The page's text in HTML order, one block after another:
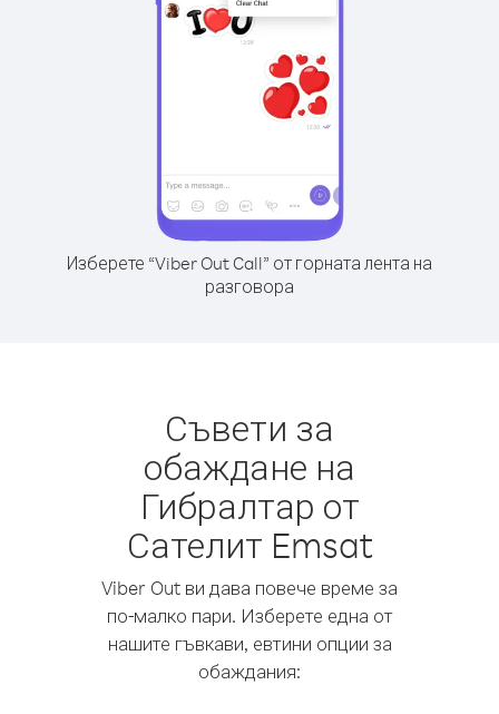
Изберете “Viber Out Call” от горната лента на
разговора
Съвети за
обаждане на
Гибралтар от
Сателит Emsat
Viber Out ви дава повече време за
по-малко пари. Изберете една от
нашите гъвкави, евтини опции за
обаждания: